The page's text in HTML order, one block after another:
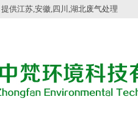
供江苏,安徽,四川,湖北废气处理